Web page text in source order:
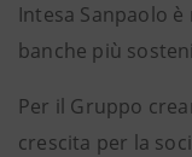
Intesa Sanpaolo
banche più
Per il Gruppo
crescita per la